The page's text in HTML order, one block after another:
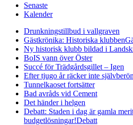
Senaste
Kalender
Drunkningstillbud i vallgraven
Gästkrönika: Historiska klubben
Ny historisk klubb bildad i
BoIS vann över Öster
Succé för Trädgårdsgillet – Igen
Efter tjugo år räcker inte
Tunnelkaoset fortsätter
Bad avråds vid Cement
Det händer i helgen
Debatt: Staden i dag är gamla
budgetlösningar!Debatt